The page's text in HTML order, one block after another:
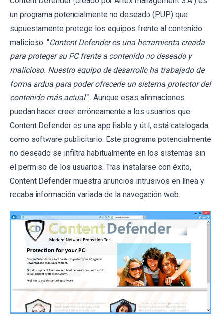
un programa potencialmente no deseado (PUP) que
supuestamente protege los equipos frente al contenido
malicioso: "Content Defender es una herramienta creada
para proteger su PC frente a contenido no deseado y
malicioso. Nuestro equipo de desarrollo ha trabajado de
forma ardua para poder ofrecerle un sistema protector del
contenido más actual ". Aunque esas afirmaciones
puedan hacer creer erróneamente a los usuarios que
Content Defender es una app fiable y útil, está catalogada
como software publicitario. Este programa potencialmente
no deseado se infiltra habitualmente en los sistemas sin
el permiso de los usuarios. Tras instalarse con éxito,
Content Defender muestra anuncios intrusivos en línea y
recaba información variada de la navegación web.